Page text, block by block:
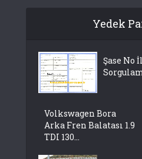
Yedek
Şase No
Volkswagen Bora
Arka Fren Balatası 1.9
TDI 130...